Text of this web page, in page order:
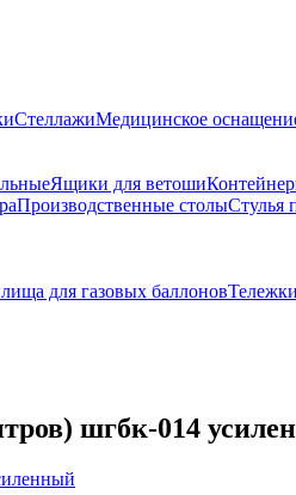
СтеллажиМедицинское
Ящики для ветоши
Производственные столыСтулья
для газовых баллонов
шгбк-014